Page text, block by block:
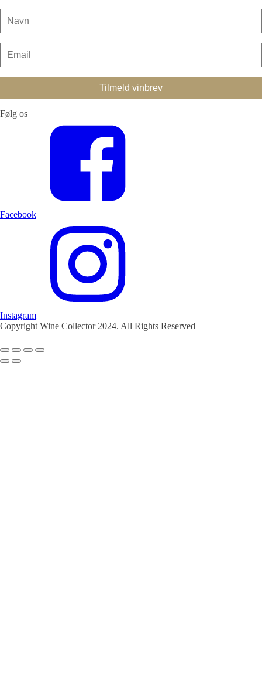
Følg os
Facebook
Instagram
Copyright Wine Collector 2024. All Rights Reserved